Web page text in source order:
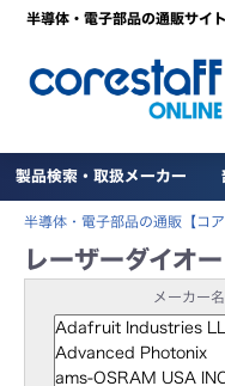
半導体・電子部品の通販サイト
製品検索・取扱メーカー
半導体・電子部品の通販【コ
レーザーダイオ
メーカー名